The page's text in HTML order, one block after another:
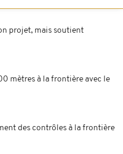
projet, mais soutient
mètres à la frontière avec le
des contrôles à la frontière